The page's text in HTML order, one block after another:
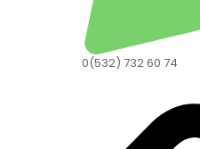
0(532) 732 60 74